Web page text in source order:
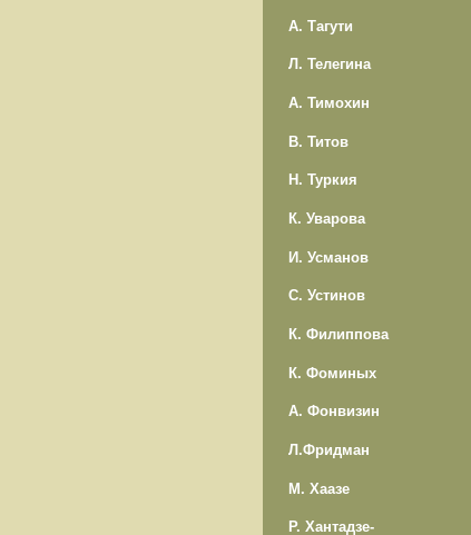
А. Тагути
Л. Телегина
А. Тимохин
В. Титов
Н. Туркия
К. Уварова
И. Усманов
С. Устинов
К. Филиппова
К. Фоминых
А. Фонвизин
Л.Фридман
М. Хаазе
Р. Хантадзе-